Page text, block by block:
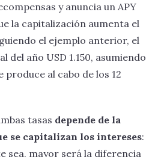
y anuncia un APY
la capitalización aumenta el
el ejemplo anterior, el
del año USD 1.150, asumiendo
produce al cabo de los 12
tasas depende de la
se capitalizan los intereses:
sea, mayor será la diferencia